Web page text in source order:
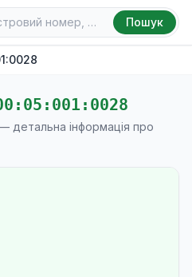
Пошук
детальна інформація про